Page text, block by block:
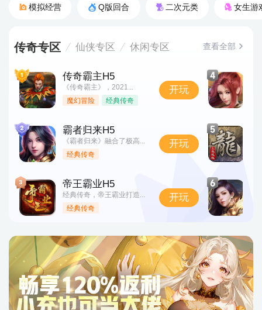
模拟经营 Q版回合 二次元类 女生游
传奇专区 仙侠专区 休闲专区 查看全部
传奇霸主H5
《传奇霸主》，2021...
魔幻冒险
经典传奇
开玩
霸者归来H5
《霸者归来》融合了极高...
经典传奇
开玩
帝王霸业H5
经典传奇，帝王霸业打造...
经典传奇
开玩